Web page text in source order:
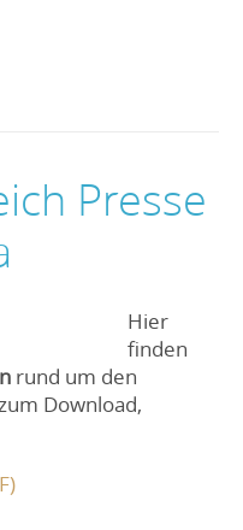
Presse
Hier
finden
rund um den
Download,